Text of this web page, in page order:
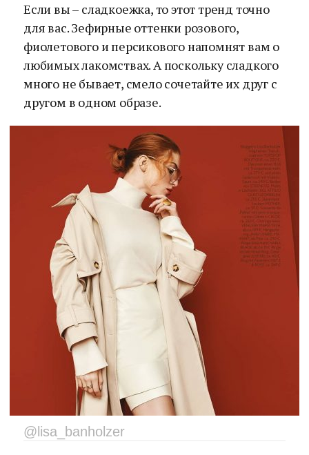
Если вы – сладкоежка, то этот тренд точно
для вас. Зефирные оттенки розового,
фиолетового и персикового напомнят вам о
любимых лакомствах. А поскольку сладкого
много не бывает, смело сочетайте их друг с
другом в одном образе.
@lisa_banholzer